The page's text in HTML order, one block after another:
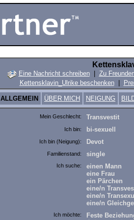
Eine Nachricht schreiben| Zu
Kettensklavin_Ulrike beschenken|
ALLGEMEIN ÜBER MICH NEIGUNG
Mein Geschlecht: Transvestit
Ich bin: bi-sexuell
Ich bin (Neigung): Devot
Familienstand: single
Ich suche:
einen Mann
eine Frau
ein Pärchen
eine/n
eine/n
eine/n
Ich möchte:
Feste